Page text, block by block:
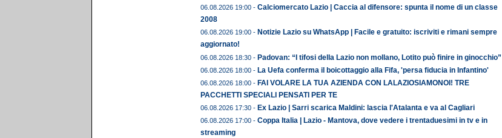
06.08.2026 19:00 - Calciomercato Lazio | Caccia al difensore: spunta il nome di un classe
2008
06.08.2026 19:00 - Notizie Lazio su WhatsApp | Facile e gratuito: iscriviti e rimani sempre
aggiornato!
06.08.2026 18:30 - Padovan: “I tifosi della Lazio non mollano, Lotito può finire in ginocchio”
06.08.2026 18:00 - La Uefa conferma il boicottaggio alla Fifa, 'persa fiducia in Infantino'
06.08.2026 18:00 - FAI VOLARE LA TUA AZIENDA CON LALAZIOSIAMONOI! TRE
PACCHETTI SPECIALI PENSATI PER TE
06.08.2026 17:30 - Ex Lazio | Sarri scarica Maldini: lascia l'Atalanta e va al Cagliari
06.08.2026 17:00 - Coppa Italia | Lazio - Mantova, dove vedere i trentaduesimi in tv e in
streaming